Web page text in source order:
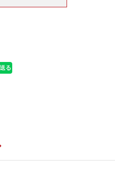
されなか
た学校
る